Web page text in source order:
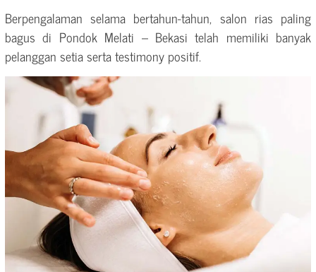
Berpengalaman selama bertahun-tahun, salon rias paling
bagus di Pondok Melati – Bekasi telah memiliki banyak
pelanggan setia serta testimony positif.